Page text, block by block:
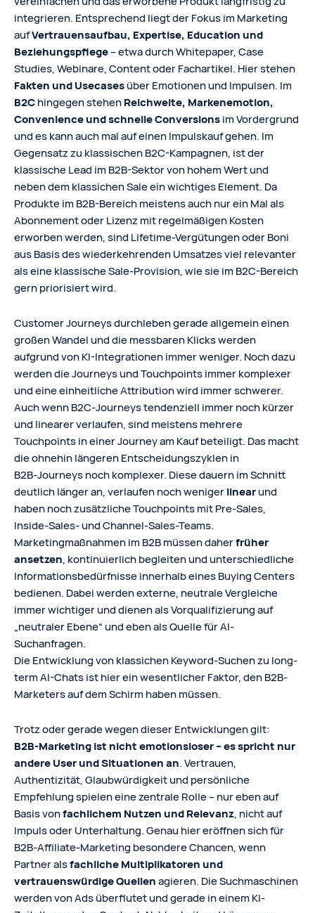
integrieren. Entsprechend liegt der Fokus im Marketing
aufVertrauensaufbau, Expertise, Education und
Beziehungspflege– etwa durch Whitepaper, Case
Studies, Webinare, Content oder Fachartikel. Hier stehen
Fakten und Usecasesüber Emotionen und Impulsen. Im
B2Chingegen stehenReichweite, Markenemotion,
Convenience und schnelle Conversionsim Vordergrund
und es kann auch mal auf einen Impulskauf gehen. Im
Gegensatz zu klassischen B2C-Kampagnen, ist der
klassische Lead im B2B-Sektor von hohem Wert und
neben dem klassichen Sale ein wichtiges Element. Da
Produkte im B2B-Bereich meistens auch nur ein Mal als
Abonnement oder Lizenz mit regelmäßigen Kosten
erworben werden, sind Lifetime-Vergütungen oder Boni
aus Basis des wiederkehrenden Umsatzes viel relevanter
als eine klassische Sale-Provision, wie sie im B2C-Bereich
gern priorisiert wird.
Customer Journeys durchleben gerade allgemein einen
großen Wandel und die messbaren Klicks werden
aufgrund von KI-Integrationen immer weniger. Noch dazu
werden die Journeys und Touchpoints immer komplexer
und eine einheitliche Attribution wird immer schwerer.
Auch wenn B2C‑Journeys tendenziell immer noch kürzer
und linearer verlaufen, sind meistens mehrere
Touchpoints in einer Journey am Kauf beteiligt. Das macht
die ohnehin längeren Entscheidungszyklen in
B2B‑Journeys noch komplexer. Diese dauern im Schnitt
deutlich länger an, verlaufen noch wenigerlinearund
haben noch zusätzliche Touchpoints mit Pre-Sales,
Inside-Sales- und Channel-Sales-Teams.
Marketingmaßnahmen im B2B müssen daherfrüher
ansetzen, kontinuierlich begleiten und unterschiedliche
Informationsbedürfnisse innerhalb eines Buying Centers
bedienen. Dabei werden externe, neutrale Vergleiche
immer wichtiger und dienen als Vorqualifizierung auf
„neutraler Ebene“ und eben als Quelle für AI-
Suchanfragen.
Die Entwicklung von klassichen Keyword-Suchen zu long-
term AI-Chats ist hier ein wesentlicher Faktor, den B2B-
Marketers auf dem Schirm haben müssen.
Trotz oder gerade wegen dieser Entwicklungen gilt:
B2B‑Marketing ist nicht emotionsloser – es spricht nur
andere User und Situationen an. Vertrauen,
Authentizität, Glaubwürdigkeit und persönliche
Empfehlung spielen eine zentrale Rolle – nur eben auf
Basis vonfachlichem Nutzen und Relevanz, nicht auf
Impuls oder Unterhaltung. Genau hier eröffnen sich für
B2B‑Affiliate‑Marketing besondere Chancen, wenn
Partner alsfachliche Multiplikatoren und
vertrauenswürdige Quellenagieren. Die Suchmaschinen
werden von Ads überflutet und gerade in einem KI-